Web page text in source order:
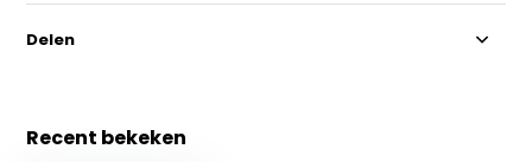
Delen
Recent bekeken